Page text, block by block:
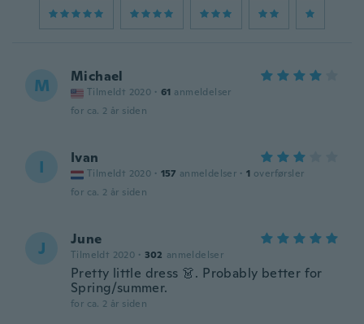
M Michael
Tilmeldt 2020 · 61 anmeldelser
for ca. 2 år siden
I Ivan
Tilmeldt 2020 · 157 anmeldelser · 1 overførsler
for ca. 2 år siden
J June
Tilmeldt 2020 · 302 anmeldelser
Pretty little dress 👗. Probably better for
Spring/summer.
for ca. 2 år siden